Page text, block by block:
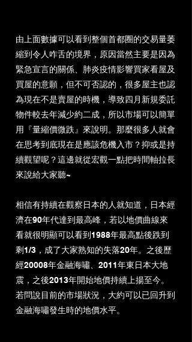
由上面數據可以看到整個首都圈的交易量萎
縮到令人咋舌的境界，原因當然主要是因為
緊急宣言的關係、肺炎疫情影響買家看屋及
買屋的意願，但不可否認的，很多屋主也認
為現在不是賣屋的時機，導致四月新規委託
物件較去年減少約二成，所以市場可以簡單
用『量縮價微跌』來說明。那麼很多人就會
在思考到底現在是應該危機入市？抑或是持
續觀望呢 ？這邊就從宏觀一點把時間軸拉長
來說給大家聽~
相信有持續在觀察日本的人就知道，日本經
濟在90年代達到最高峰，若以地價曲線來
看就很明顯可以看到1988年最高點後跌到
剩1/3，成了大家熟知的失落20年。之後歷
經20008年金融海嘯、2011年東日本大地
震，之後2013年開始地價持續上揚至今。
若問說目前的市場狀況，大約可以已回升到
金融海嘯發生時的地價水平。